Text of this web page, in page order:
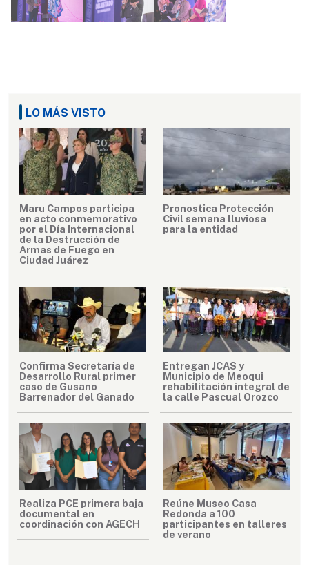
LO MÁS VISTO
Maru Campos participa
en acto conmemorativo
por el Día Internacional
de la Destrucción de
Armas de Fuego en
Ciudad Juárez
Pronostica Protección
Civil semana lluviosa
para la entidad
Confirma Secretaría de
Desarrollo Rural primer
caso de Gusano
Barrenador del Ganado
Entregan JCAS y
Municipio de Meoqui
rehabilitación integral de
la calle Pascual Orozco
Realiza PCE primera baja
documental en
coordinación con AGECH
Reúne Museo Casa
Redonda a 100
participantes en talleres
de verano